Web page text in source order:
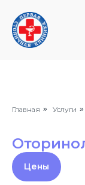
Первая
Главная » Услуги »
Цены